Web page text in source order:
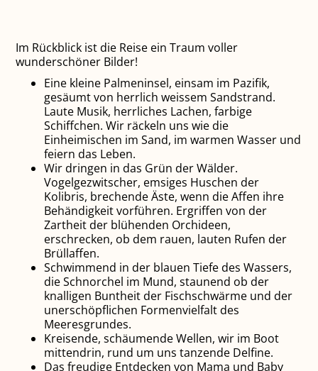
Im Rückblick ist die Reise ein Traum voller
wunderschöner Bilder!
Eine kleine Palmeninsel, einsam im Pazifik,
gesäumt von herrlich weissem Sandstrand.
Laute Musik, herrliches Lachen, farbige
Schiffchen. Wir räckeln uns wie die
Einheimischen im Sand, im warmen Wasser und
feiern das Leben.
Wir dringen in das Grün der Wälder.
Vogelgezwitscher, emsiges Huschen der
Kolibris, brechende Äste, wenn die Affen ihre
Behändigkeit vorführen. Ergriffen von der
Zartheit der blühenden Orchideen,
erschrecken, ob dem rauen, lauten Rufen der
Brüllaffen.
Schwimmend in der blauen Tiefe des Wassers,
die Schnorchel im Mund, staunend ob der
knalligen Buntheit der Fischschwärme und der
unerschöpflichen Formenvielfalt des
Meeresgrundes.
Kreisende, schäumende Wellen, wir im Boot
mittendrin, rund um uns tanzende Delfine.
Das freudige Entdecken von Mama und Baby